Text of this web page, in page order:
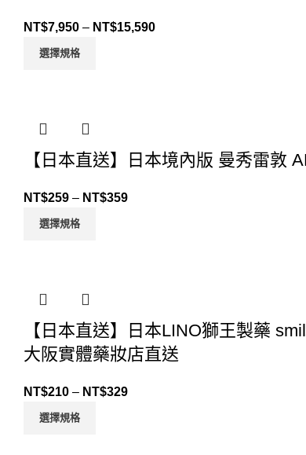
NT$7,950 – NT$15,590
選擇規格
【日本直送】日本境內版 曼秀雷敦
NT$259 – NT$359
選擇規格
【日本直送】日本LINO獅王製藥
大阪實體藥妝店直送
NT$210 – NT$329
選擇規格